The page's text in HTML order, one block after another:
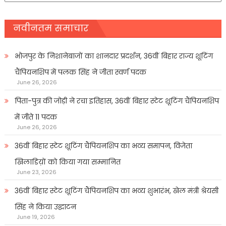
नवीनतम समाचार
भोजपुर के निशानेबाजों का शानदार प्रदर्शन, 36वीं बिहार राज्य शूटिंग
चैंपियनशिप में पलक सिंह ने जीता स्वर्ण पदक
June 26, 2026
पिता-पुत्र की जोड़ी ने रचा इतिहास, 36वीं बिहार स्टेट शूटिंग चैंपियनशिप
में जीते 11 पदक
June 26, 2026
36वीं बिहार स्टेट शूटिंग चैंपियनशिप का भव्य समापन, विजेता
खिलाडिय़ों को किया गया सम्मानित
June 23, 2026
36वीं बिहार स्टेट शूटिंग चैंपियनशिप का भव्य शुभारंभ, खेल मंत्री श्रेयसी
सिंह ने किया उद्घाटन
June 19, 2026